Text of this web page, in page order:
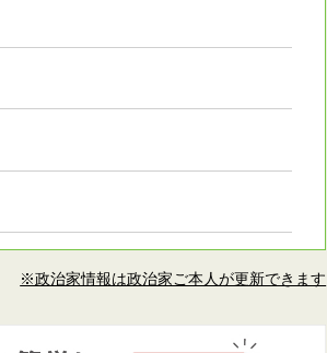
※政治家情報は政治家ご本人が更新できます